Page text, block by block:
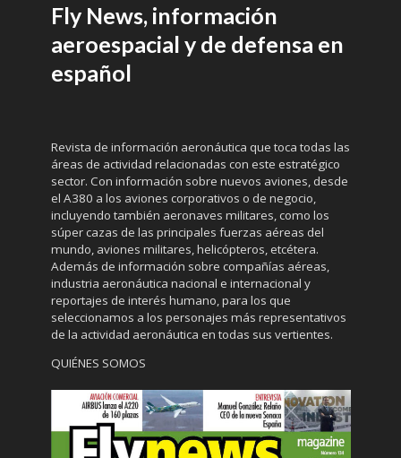
Fly News, información
aeroespacial y de defensa en
español
Revista de información aeronáutica que toca todas las
áreas de actividad relacionadas con este estratégico
sector. Con información sobre nuevos aviones, desde
el A380 a los aviones corporativos o de negocio,
incluyendo también aeronaves militares, como los
súper cazas de las principales fuerzas aéreas del
mundo, aviones militares, helicópteros, etcétera.
Además de información sobre compañías aéreas,
industria aeronáutica nacional e internacional y
reportajes de interés humano, para los que
seleccionamos a los personajes más representativos
de la actividad aeronáutica en todas sus vertientes.
QUIÉNES SOMOS